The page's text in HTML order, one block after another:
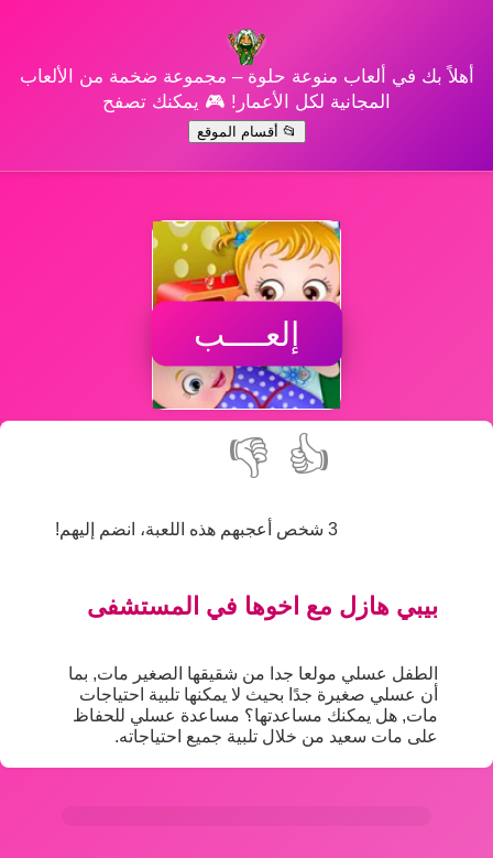
أهلاً بك في ألعاب منوعة حلوة – مجموعة ضخمة من الألعاب
المجانية لكل الأعمار! 🎮 يمكنك تصفح
📂 أقسام الموقع
إلعــــب
👍
👎
3 شخص أعجبهم هذه اللعبة، انضم إليهم!
بيبي هازل مع اخوها في المستشفى
الطفل عسلي مولعا جدا من شقيقها الصغير مات, بما
أن عسلي صغيرة جدًا بحيث لا يمكنها تلبية احتياجات
مات, هل يمكنك مساعدتها؟ مساعدة عسلي للحفاظ
على مات سعيد من خلال تلبية جميع احتياجاته.